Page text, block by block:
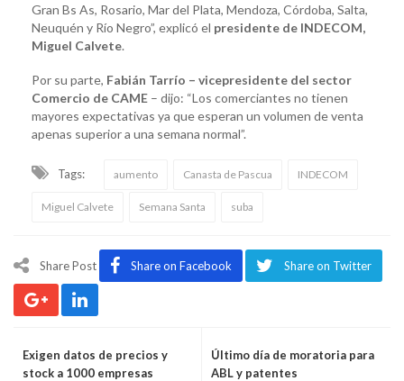
Gran Bs As, Rosario, Mar del Plata, Mendoza, Córdoba, Salta,
Neuquén y Río Negro”, explicó el presidente de INDECOM,
Miguel Calvete.
Por su parte, Fabián Tarrío – vicepresidente del sector
Comercio de CAME – dijo: “Los comerciantes no tienen
mayores expectativas ya que esperan un volumen de venta
apenas superior a una semana normal”.
Tags: aumento Canasta de Pascua INDECOM
Miguel Calvete Semana Santa suba
Share Post Share on Facebook Share on Twitter
Exigen datos de precios y
stock a 1000 empresas
Último día de moratoria para
ABL y patentes